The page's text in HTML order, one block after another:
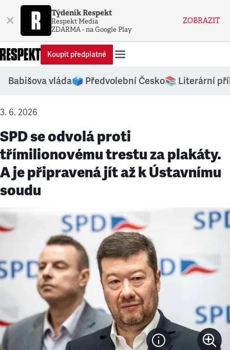
× Týdeník Respekt
Respekt Media
ZDARMA - na Google Play
ZOBRAZIT
Koupit předplatné
Babišova vláda🗳️ Předvolební Česko📚 Literární
3. 6. 2026
SPD se odvolá proti
třímilionovému trestu za plakáty.
A je připravená jít až k Ústavnímu
soudu